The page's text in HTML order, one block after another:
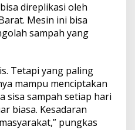
direplikasi oleh
Mesin ini bisa
sampah yang
Tetapi yang paling
mampu menciptakan
sisa sampah setiap hari
biasa. Kesadaran
pungkas